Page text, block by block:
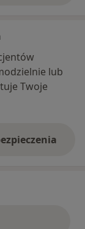
lub
Twoje